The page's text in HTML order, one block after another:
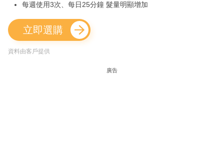
每週使用3次、每日25分鐘 髮量明顯增加
立即選購
資料由客戶提供
廣告